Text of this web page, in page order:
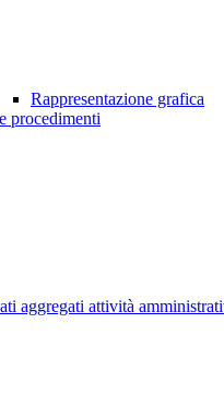
Rappresentazione grafica
procedimenti
aggregati attività